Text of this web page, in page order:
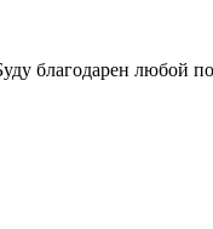
благодарен любой